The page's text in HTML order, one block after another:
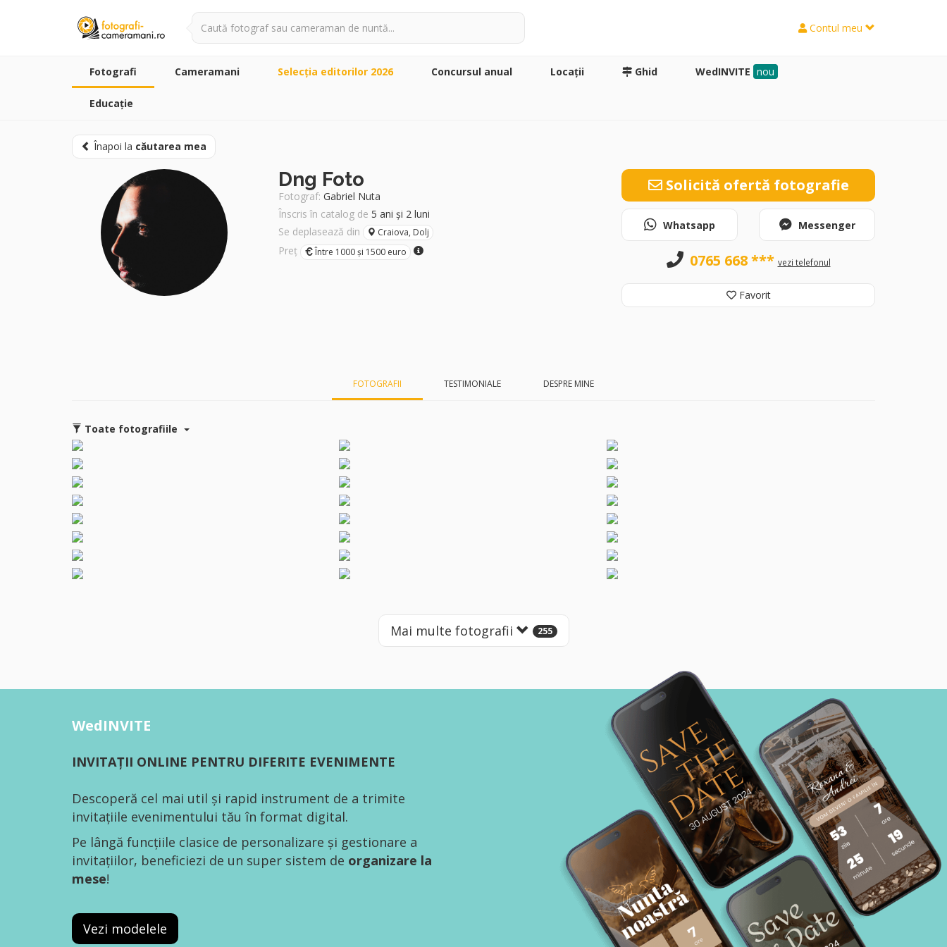
Contul meu
Fotografi Cameramani Selecţia editorilor 2026 Concursul anual Locaţii Ghid WedINVITE nou
Educație
Înapoi la căutarea mea
Dng Foto
Fotograf: Gabriel Nuta
Înscris în catalog de 5 ani și 2 luni
Se deplasează din
Craiova, Dolj
Preț Între 1000 și 1500 euro
Solicită ofertă fotografie
Whatsapp Messenger
0765 668 *** vezi telefonul
Favorit
FOTOGRAFII TESTIMONIALE DESPRE MINE
Toate fotografiile
Mai multe fotografii 255
WedINVITE
INVITAȚII ONLINE PENTRU DIFERITE EVENIMENTE
Descoperă cel mai util și rapid instrument de a trimite
invitațiile evenimentului tău în format digital.
Pe lângă funcțiile clasice de personalizare și gestionare a
invitațiilor, beneficiezi de un super sistem de organizare la
mese!
Vezi modelele